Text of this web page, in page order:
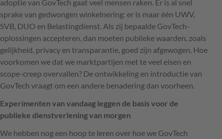
adoptie van GovTech gaat veel mensen raken. Er is al snel
sprake van gedwongen winkelnering: er is maar één UWV,
SVB, DUO en Belastingdienst. Als zij bepaalde GovTech-
oplossingen accepteren, dan moeten publieke waarden, zoals
gelijkheid, privacy en transparantie, goed zijn afgewogen. Hoe
voorkomen we dat we marktpartijen met te veel eisen en
scope-creep overvallen? De ontwikkeling en introductie van
GovTech vraagt om een andere benadering dan voorheen.
Experimenten van vandaag leggen de basis voor de
publieke dienstverlening van morgen
We hebben nog een hoop te leren over hoe we GovTech